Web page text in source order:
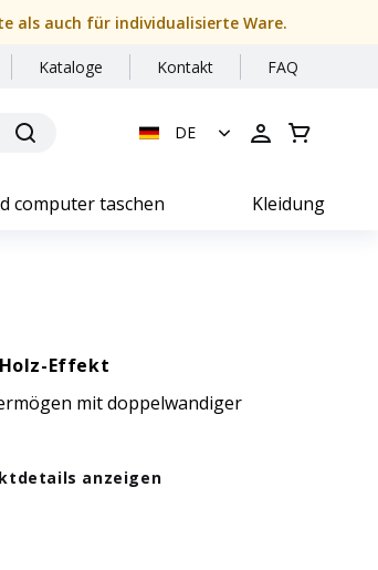
als auch für individualisierte Ware.
Kataloge Kontakt FAQ
DE
computer taschen Kleidung
Effekt
mit doppelwandiger
anzeigen